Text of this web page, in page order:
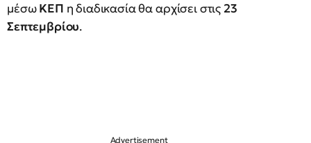
μέσωΚΕΠ η διαδικασία θα αρχίσει στις 23
Σεπτεμβρίου.